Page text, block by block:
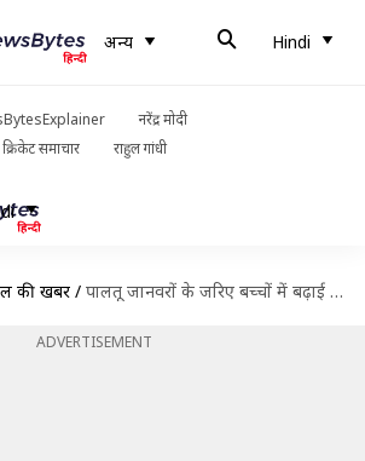
अन्य Hindi
नरेंद्र मोदी
क्रिकेट समाचार राहुल गांधी
की खबरें / पालतू जानवरों के जरिए बच्चों में बढ़ाई जा सकती है सम्मान की भावना, जानिए तरीक
ADVERTISEMENT